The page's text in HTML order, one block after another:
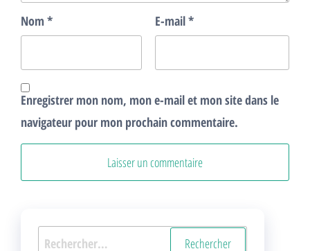
Nom * E-mail*
Enregistrer mon nom, mon e-mail et mon site dans le
navigateur pour mon prochain commentaire.
Rechercher :